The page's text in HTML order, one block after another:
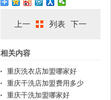
上一
篇
列表 下一
相关内容
重庆洗衣店加盟哪家好
重庆干洗店加盟费用多少
重庆干洗加盟哪家好